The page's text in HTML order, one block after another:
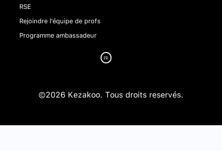
RSE
Rejoindre l'équipe de profs
Programme ambassadeur
©2026 Kezakoo. Tous droits reservés.